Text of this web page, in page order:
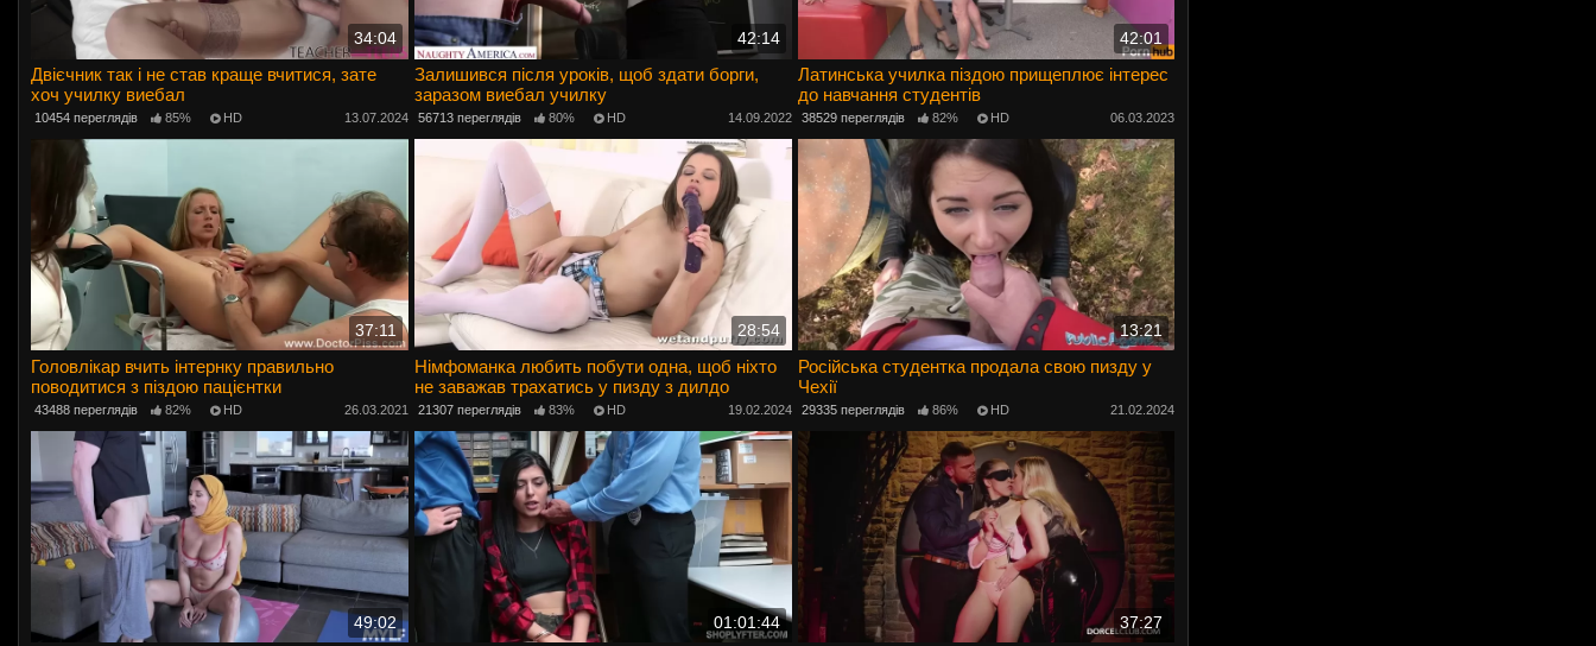
34:04
Двієчник так і не став краще вчитися, зате
хоч училку виебал
10454 переглядів 85% HD 13.07.2024
42:14
Залишився після уроків, щоб здати борги,
заразом виебал училку
56713 переглядів 80% HD 14.09.2022
42:01
Латинська училка піздою прищеплює інтерес
до навчання студентів
38529 переглядів 82% HD 06.03.2023
37:11
Головлікар вчить інтернку правильно
поводитися з піздою пацієнтки
43488 переглядів 82% HD 26.03.2021
28:54
Німфоманка любить побути одна, щоб ніхто
не заважав трахатись у пизду з дилдо
21307 переглядів 83% HD 19.02.2024
13:21
Російська студентка продала свою пизду у
Чехії
29335 переглядів 86% HD 21.02.2024
49:02 01:01:44 37:27